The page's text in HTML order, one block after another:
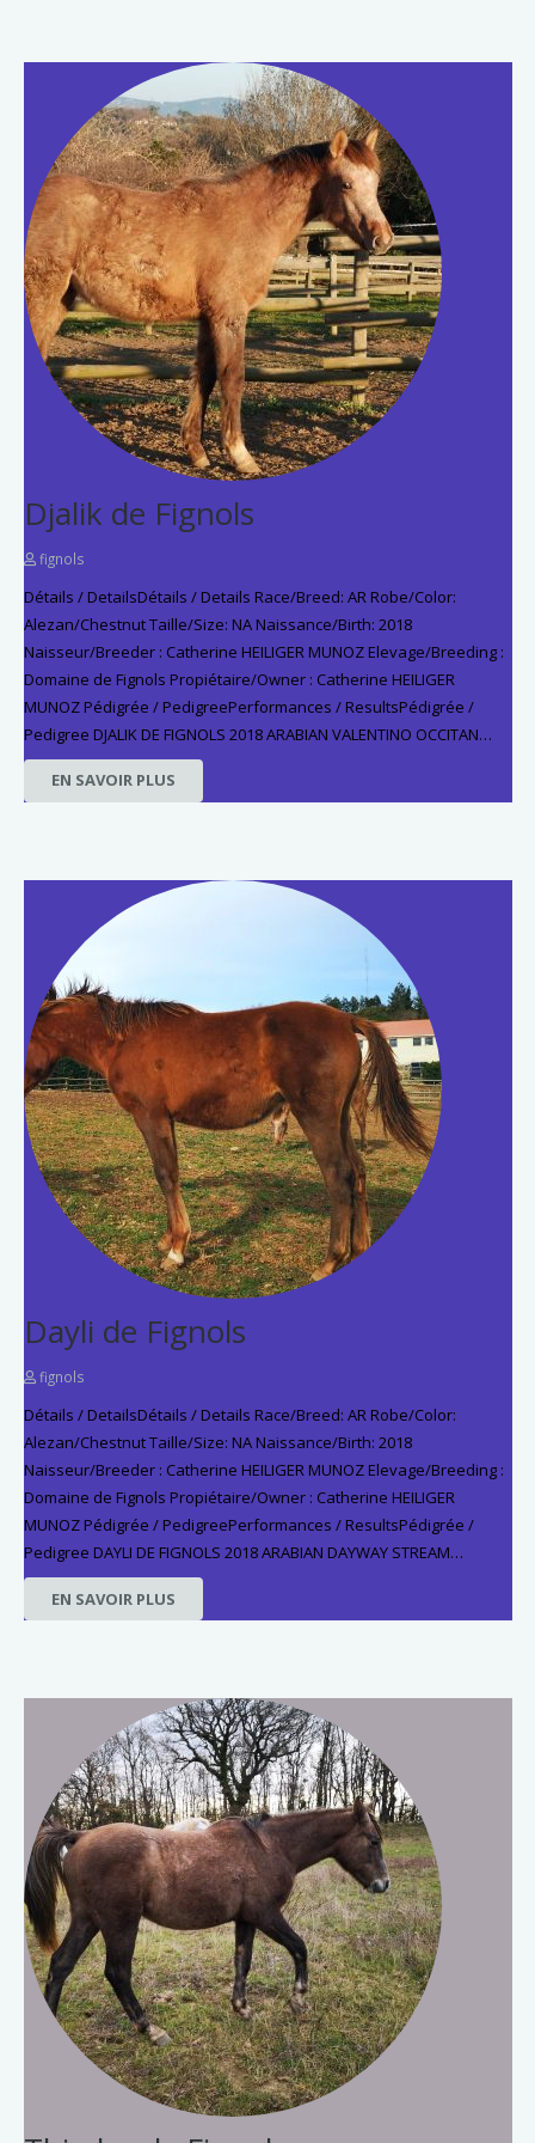
Djalik de Fignols
fignols
Détails / DetailsDétails / Details Race/Breed: AR Robe/Color:
Alezan/Chestnut Taille/Size: NA Naissance/Birth: 2018
Naisseur/Breeder : Catherine HEILIGER MUNOZ Elevage/Breeding :
Domaine de Fignols Propiétaire/Owner : Catherine HEILIGER
MUNOZ Pédigrée / PedigreePerformances / ResultsPédigrée /
Pedigree DJALIK DE FIGNOLS 2018 ARABIAN VALENTINO OCCITAN…
EN SAVOIR PLUS
Dayli de Fignols
fignols
Détails / DetailsDétails / Details Race/Breed: AR Robe/Color:
Alezan/Chestnut Taille/Size: NA Naissance/Birth: 2018
Naisseur/Breeder : Catherine HEILIGER MUNOZ Elevage/Breeding :
Domaine de Fignols Propiétaire/Owner : Catherine HEILIGER
MUNOZ Pédigrée / PedigreePerformances / ResultsPédigrée /
Pedigree DAYLI DE FIGNOLS 2018 ARABIAN DAYWAY STREAM…
EN SAVOIR PLUS